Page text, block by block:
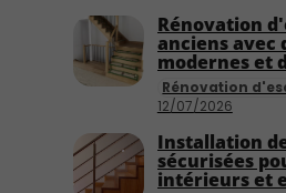
12/07/2026
Rénovation
anciens avec
modernes et
Installation
sécurisées
intérieurs et